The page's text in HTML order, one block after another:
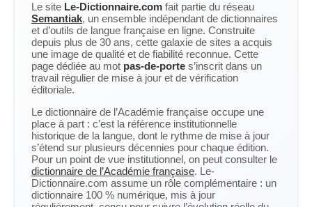
Le site Le-Dictionnaire.com fait partie du réseau
Semantiak, un ensemble indépendant de dictionnaires
et d’outils de langue française en ligne. Construite
depuis plus de 30 ans, cette galaxie de sites a acquis
une image de qualité et de fiabilité reconnue. Cette
page dédiée au mot pas-de-porte s’inscrit dans un
travail régulier de mise à jour et de vérification
éditoriale.
Le dictionnaire de l’Académie française occupe une
place à part : c’est la référence institutionnelle
historique de la langue, dont le rythme de mise à jour
s’étend sur plusieurs décennies pour chaque édition.
Pour un point de vue institutionnel, on peut consulter le
dictionnaire de l’Académie française. Le-
Dictionnaire.com assume un rôle complémentaire : un
dictionnaire 100 % numérique, mis à jour